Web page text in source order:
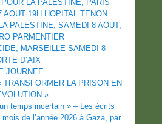
LA PALESTINE, PARIS
AOUT 19H HOPITAL TENON
PALESTINE, SAMEDI 8 AOUT,
PARMENTIER
MARSEILLE SAMEDI 8
D’AIX
JOURNEE
TRANSFORMER LA PRISON EN
»
temps incertain » – Les écrits
de l’année 2026 à Gaza, par